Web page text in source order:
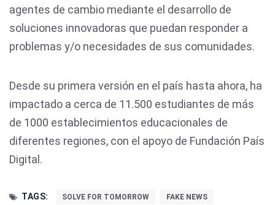
agentes de cambio mediante el desarrollo de
soluciones innovadoras que puedan responder a
problemas y/o necesidades de sus comunidades.
Desde su primera versión en el país hasta ahora, ha
impactado a cerca de 11.500 estudiantes de más
de 1000 establecimientos educacionales de
diferentes regiones, con el apoyo de Fundación País
Digital.
TAGS: SOLVE FOR TOMORROW FAKE NEWS